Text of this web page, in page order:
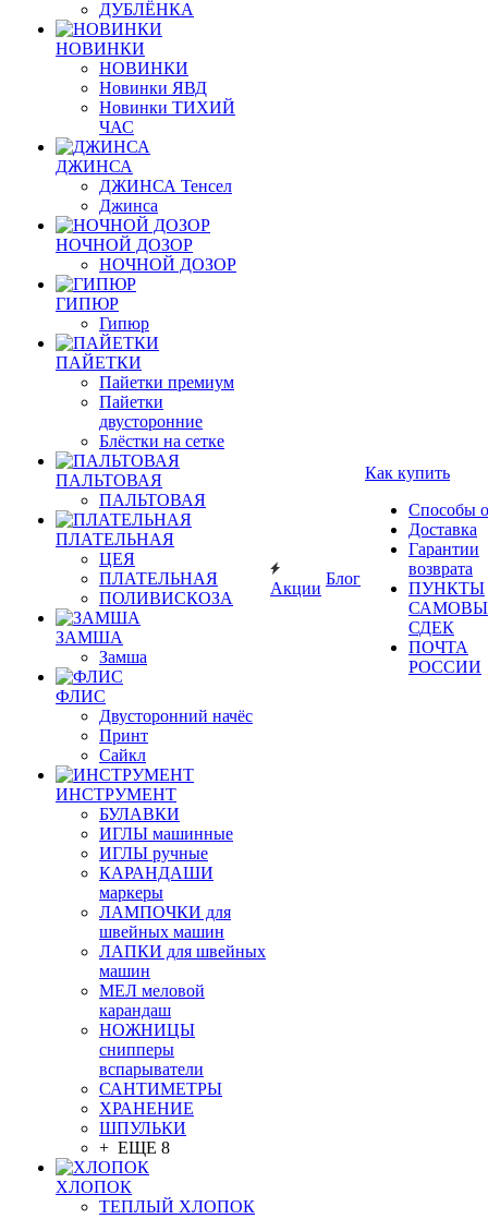
ДУБЛЁНКА
НОВИНКИ
НОВИНКИ
Новинки ЯВД
Новинки ТИХИЙ
ЧАС
ДЖИНСА
ДЖИНСА Тенсел
Джинса
НОЧНОЙ ДОЗОР
НОЧНОЙ ДОЗОР
ГИПЮР
Гипюр
ПАЙЕТКИ
Пайетки премиум
Пайетки
двусторонние
Блёстки на сетке
ПАЛЬТОВАЯ
ПАЛЬТОВАЯ
ПЛАТЕЛЬНАЯ
ЦЕЯ
ПЛАТЕЛЬНАЯ
ПОЛИВИСКОЗА
ЗАМША
Замша
ФЛИС
Двусторонний начёс
Принт
Сайкл
ИНСТРУМЕНТ
БУЛАВКИ
ИГЛЫ машинные
ИГЛЫ ручные
КАРАНДАШИ
маркеры
ЛАМПОЧКИ для
швейных машин
ЛАПКИ для швейных
машин
МЕЛ меловой
карандаш
НОЖНИЦЫ
снипперы
вспарыватели
САНТИМЕТРЫ
ХРАНЕНИЕ
ШПУЛЬКИ
+ ЕЩЕ 8
ХЛОПОК
ТЕПЛЫЙ ХЛОПОК
Акции
Блог
Как купить
Способы
Доставка
Гарантии
возврата
ПУНКТЫ
СДЕК
ПОЧТА
РОССИИ